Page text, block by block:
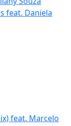
feat. Daniela
feat. Marcelo